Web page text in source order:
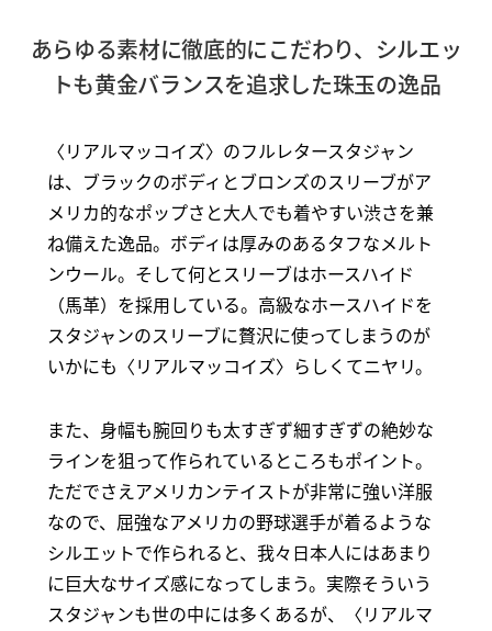
あらゆる素材に徹底的にこだわり、シルエッ
トも黄金バランスを追求した珠玉の逸品
〈リアルマッコイズ〉のフルレタースタジャン
は、ブラックのボディとブロンズのスリーブがア
メリカ的なポップさと大人でも着やすい渋さを兼
ね備えた逸品。ボディは厚みのあるタフなメルト
ンウール。そして何とスリーブはホースハイド
（馬革）を採用している。高級なホースハイドを
スタジャンのスリーブに贅沢に使ってしまうのが
いかにも〈リアルマッコイズ〉らしくてニヤリ。
また、身幅も腕回りも太すぎず細すぎずの絶妙な
ラインを狙って作られているところもポイント。
ただでさえアメリカンテイストが非常に強い洋服
なので、屈強なアメリカの野球選手が着るような
シルエットで作られると、我々日本人にはあまり
に巨大なサイズ感になってしまう。実際そういう
スタジャンも世の中には多くあるが、〈リアルマ